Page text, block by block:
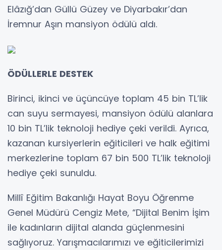
Elâzığ’dan Güllü Güzey ve Diyarbakır’dan
İremnur Aşın mansiyon ödülü aldı.
ÖDÜLLERLE DESTEK
Birinci, ikinci ve üçüncüye toplam 45 bin TL’lik
can suyu sermayesi, mansiyon ödülü alanlara
10 bin TL’lik teknoloji hediye çeki verildi. Ayrıca,
kazanan kursiyerlerin eğiticileri ve halk eğitimi
merkezlerine toplam 67 bin 500 TL’lik teknoloji
hediye çeki sunuldu.
Millî Eğitim Bakanlığı Hayat Boyu Öğrenme
Genel Müdürü Cengiz Mete, “Dijital Benim İşim
ile kadınların dijital alanda güçlenmesini
sağlıyoruz. Yarışmacılarımızı ve eğiticilerimizi